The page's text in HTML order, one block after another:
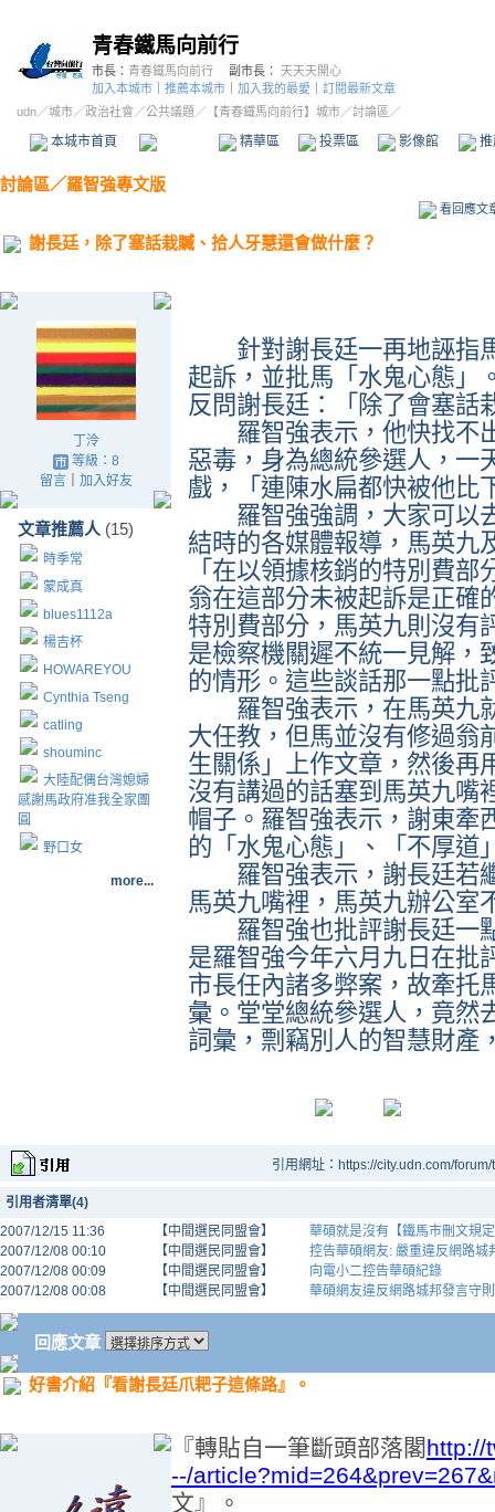
青春鐵馬向前行
市長： 青春鐵馬向前行 副市長： 天天天開心
加入本城市
推薦本城市 加入我的最愛
訂閱最新文章
udn／城市／政治社會 ／公共議題 ／ 【青春鐵馬向前行】城市／討論區／
本城市首頁 精華區 投票區 影像館
討論區／羅智強專文版
看回應文
謝長廷，除了塞話栽贓、拾人牙慧還會做什麼？
丁泠
等級：8
留言｜ 加入好友
文章推薦人 (15)
時季常
蒙成真
blues1112a
楊吉杯
HOWAREYOU
Cynthia Tseng
catling
shouminc
大陸配偶台灣媳婦
感謝馬政府准我全家團
圓
野口女
more...
針對謝長廷一再地誣指
起訴，並批馬「水鬼心態」
反問謝長廷：「除了會塞話
羅智強表示，他快找不
惡毒，身為總統參選人，一
戲，「連陳水扁都快被他比
羅智強強調，大家可以
結時的各媒體報導，馬英九
「在以領據核銷的特別費
翁在這部分未被起訴是正確
特別費部分，馬英九則沒有
是檢察機關遲不統一見解，
的情形。這些談話那一點批
羅智強表示，在馬英九
大任教，但馬並沒有修過翁
生關係」上作文章，然後再
沒有講過的話塞到馬英九嘴
帽子。羅智強表示，謝東牽
的「水鬼心態」、「不厚道
羅智強表示，謝長廷若
馬英九嘴裡，馬英九辦公室
羅智強也批評謝長廷一
是羅智強今年六月九日 在批
市長任內諸多弊案，故牽托
彙。堂堂總統參選人，竟然
詞彙，剽竊別人的智慧財產
引用網址：https://city.udn.com/
引用者清單(4)
2007/12/15 11:36
【中間選民同盟會】
華碩就是沒有【鐵馬市刪文規
2007/12/08 00:10
【中間選民同盟會】
控告華碩網友: 嚴重違反網路城
2007/12/08 00:09
【中間選民同盟會】
向電小二控告華碩紀錄
2007/12/08 00:08
【中間選民同盟會】 華碩網友違反網路城邦發言守
回應文章
好書介紹『看謝長廷爪耙子這條路』。
『轉貼自一筆斷頭部落閣http://
--/
文』。